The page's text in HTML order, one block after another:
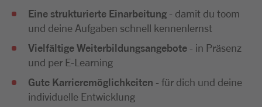
Eine strukturierte Einarbeitung - damit du toom
und deine Aufgaben schnell kennenlernst
Vielfältige Weiterbildungsangebote - in Präsenz
und per E-Learning
Gute Karrieremöglichkeiten - für dich und deine
individuelle Entwicklung